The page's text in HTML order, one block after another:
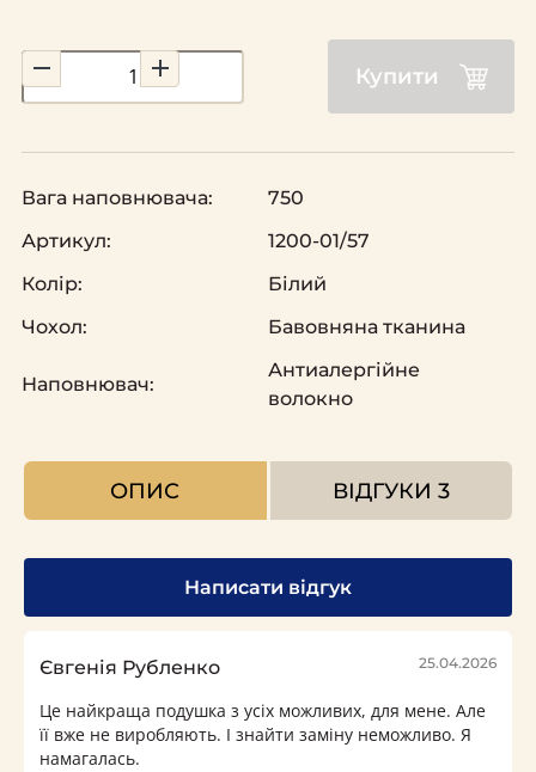
Купити
Вага наповнювача:
750
Артикул:
1200-01/57
Колір:
Білий
Чохол:
Бавовняна тканина
Наповнювач:
Антиалергійне
волокно
ОПИС ВІДГУКИ 3
Написати відгук
Євгенія Рубленко 25.04.2026
Це найкраща подушка з усіх можливих, для мене. Але
її вже не виробляють. І знайти заміну неможливо. Я
намагалась.